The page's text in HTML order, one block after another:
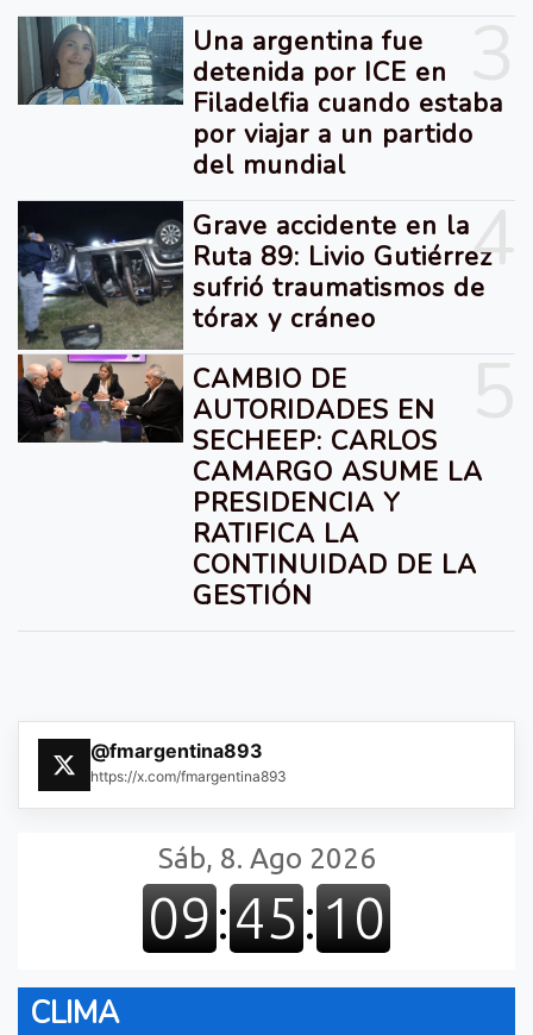
Una argentina fue
detenida por ICE en
Filadelfia cuando estaba
por viajar a un partido
del mundial
4
Grave accidente en la
Ruta 89: Livio Gutiérrez
sufrió traumatismos de
tórax y cráneo
CAMBIO DE
AUTORIDADES EN
SECHEEP: CARLOS
CAMARGO ASUME LA
PRESIDENCIA Y
RATIFICA LA
CONTINUIDAD DE LA
GESTIÓN
@fmargentina893
https://x.com/fmargentina893
CLIMA